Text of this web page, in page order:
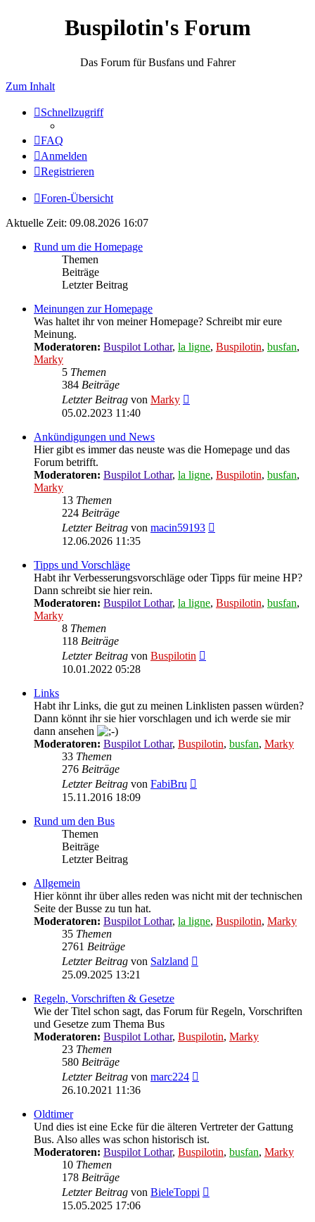
Buspilotin's Forum
Das Forum für Busfans und Fahrer
Zum Inhalt
Schnellzugriff
FAQ
Anmelden
Registrieren
Foren-Übersicht
Aktuelle Zeit: 09.08.2026 16:07
Rund um die Homepage
Themen
Beiträge
Letzter Beitrag
Meinungen zur Homepage
Was haltet ihr von meiner Homepage? Schreibt mir eure
Meinung.
Moderatoren: Buspilot Lothar, la ligne, Buspilotin, busfan,
Marky
5 Themen
384 Beiträge
Letzter Beitrag von Marky
05.02.2023 11:40
Ankündigungen und News
Hier gibt es immer das neuste was die Homepage und das
Forum betrifft.
Moderatoren: Buspilot Lothar, la ligne, Buspilotin, busfan,
Marky
13 Themen
224 Beiträge
Letzter Beitrag von macin59193
12.06.2026 11:35
Tipps und Vorschläge
Habt ihr Verbesserungsvorschläge oder Tipps für meine HP?
Dann schreibt sie hier rein.
Moderatoren: Buspilot Lothar, la ligne, Buspilotin, busfan,
Marky
8 Themen
118 Beiträge
Letzter Beitrag von Buspilotin
10.01.2022 05:28
Links
Habt ihr Links, die gut zu meinen Linklisten passen würden?
Dann könnt ihr sie hier vorschlagen und ich werde sie mir
dann ansehen
Moderatoren: Buspilot Lothar, Buspilotin, busfan, Marky
33 Themen
276 Beiträge
Letzter Beitrag von FabiBru
15.11.2016 18:09
Rund um den Bus
Themen
Beiträge
Letzter Beitrag
Allgemein
Hier könnt ihr über alles reden was nicht mit der technischen
Seite der Busse zu tun hat.
Moderatoren: Buspilot Lothar, la ligne, Buspilotin, Marky
35 Themen
2761 Beiträge
Letzter Beitrag von Salzland
25.09.2025 13:21
Regeln, Vorschriften & Gesetze
Wie der Titel schon sagt, das Forum für Regeln, Vorschriften
und Gesetze zum Thema Bus
Moderatoren: Buspilot Lothar, Buspilotin, Marky
23 Themen
580 Beiträge
Letzter Beitrag von marc224
26.10.2021 11:36
Oldtimer
Und dies ist eine Ecke für die älteren Vertreter der Gattung
Bus. Also alles was schon historisch ist.
Moderatoren: Buspilot Lothar, Buspilotin, busfan, Marky
10 Themen
178 Beiträge
Letzter Beitrag von BieleToppi
15.05.2025 17:06